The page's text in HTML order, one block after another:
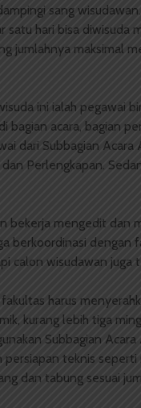
sang
satu hari bisa
jumlahnya maksimal
ini ialah pegawai
bagian acara, bagian
dari Subbagian
Perlengkapan.
bekerja mengedit dan
berkoordinasi dengan
calon wisudawan
fakultas harus
kurang lebih tiga
Subbagian
teknis
dan tabung sesuai